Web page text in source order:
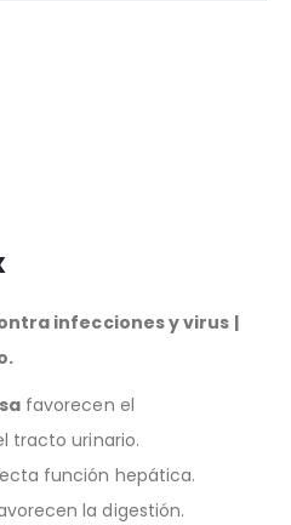
infecciones y virus |
favorecen el
tracto urinario.
función hepática.
la digestión.